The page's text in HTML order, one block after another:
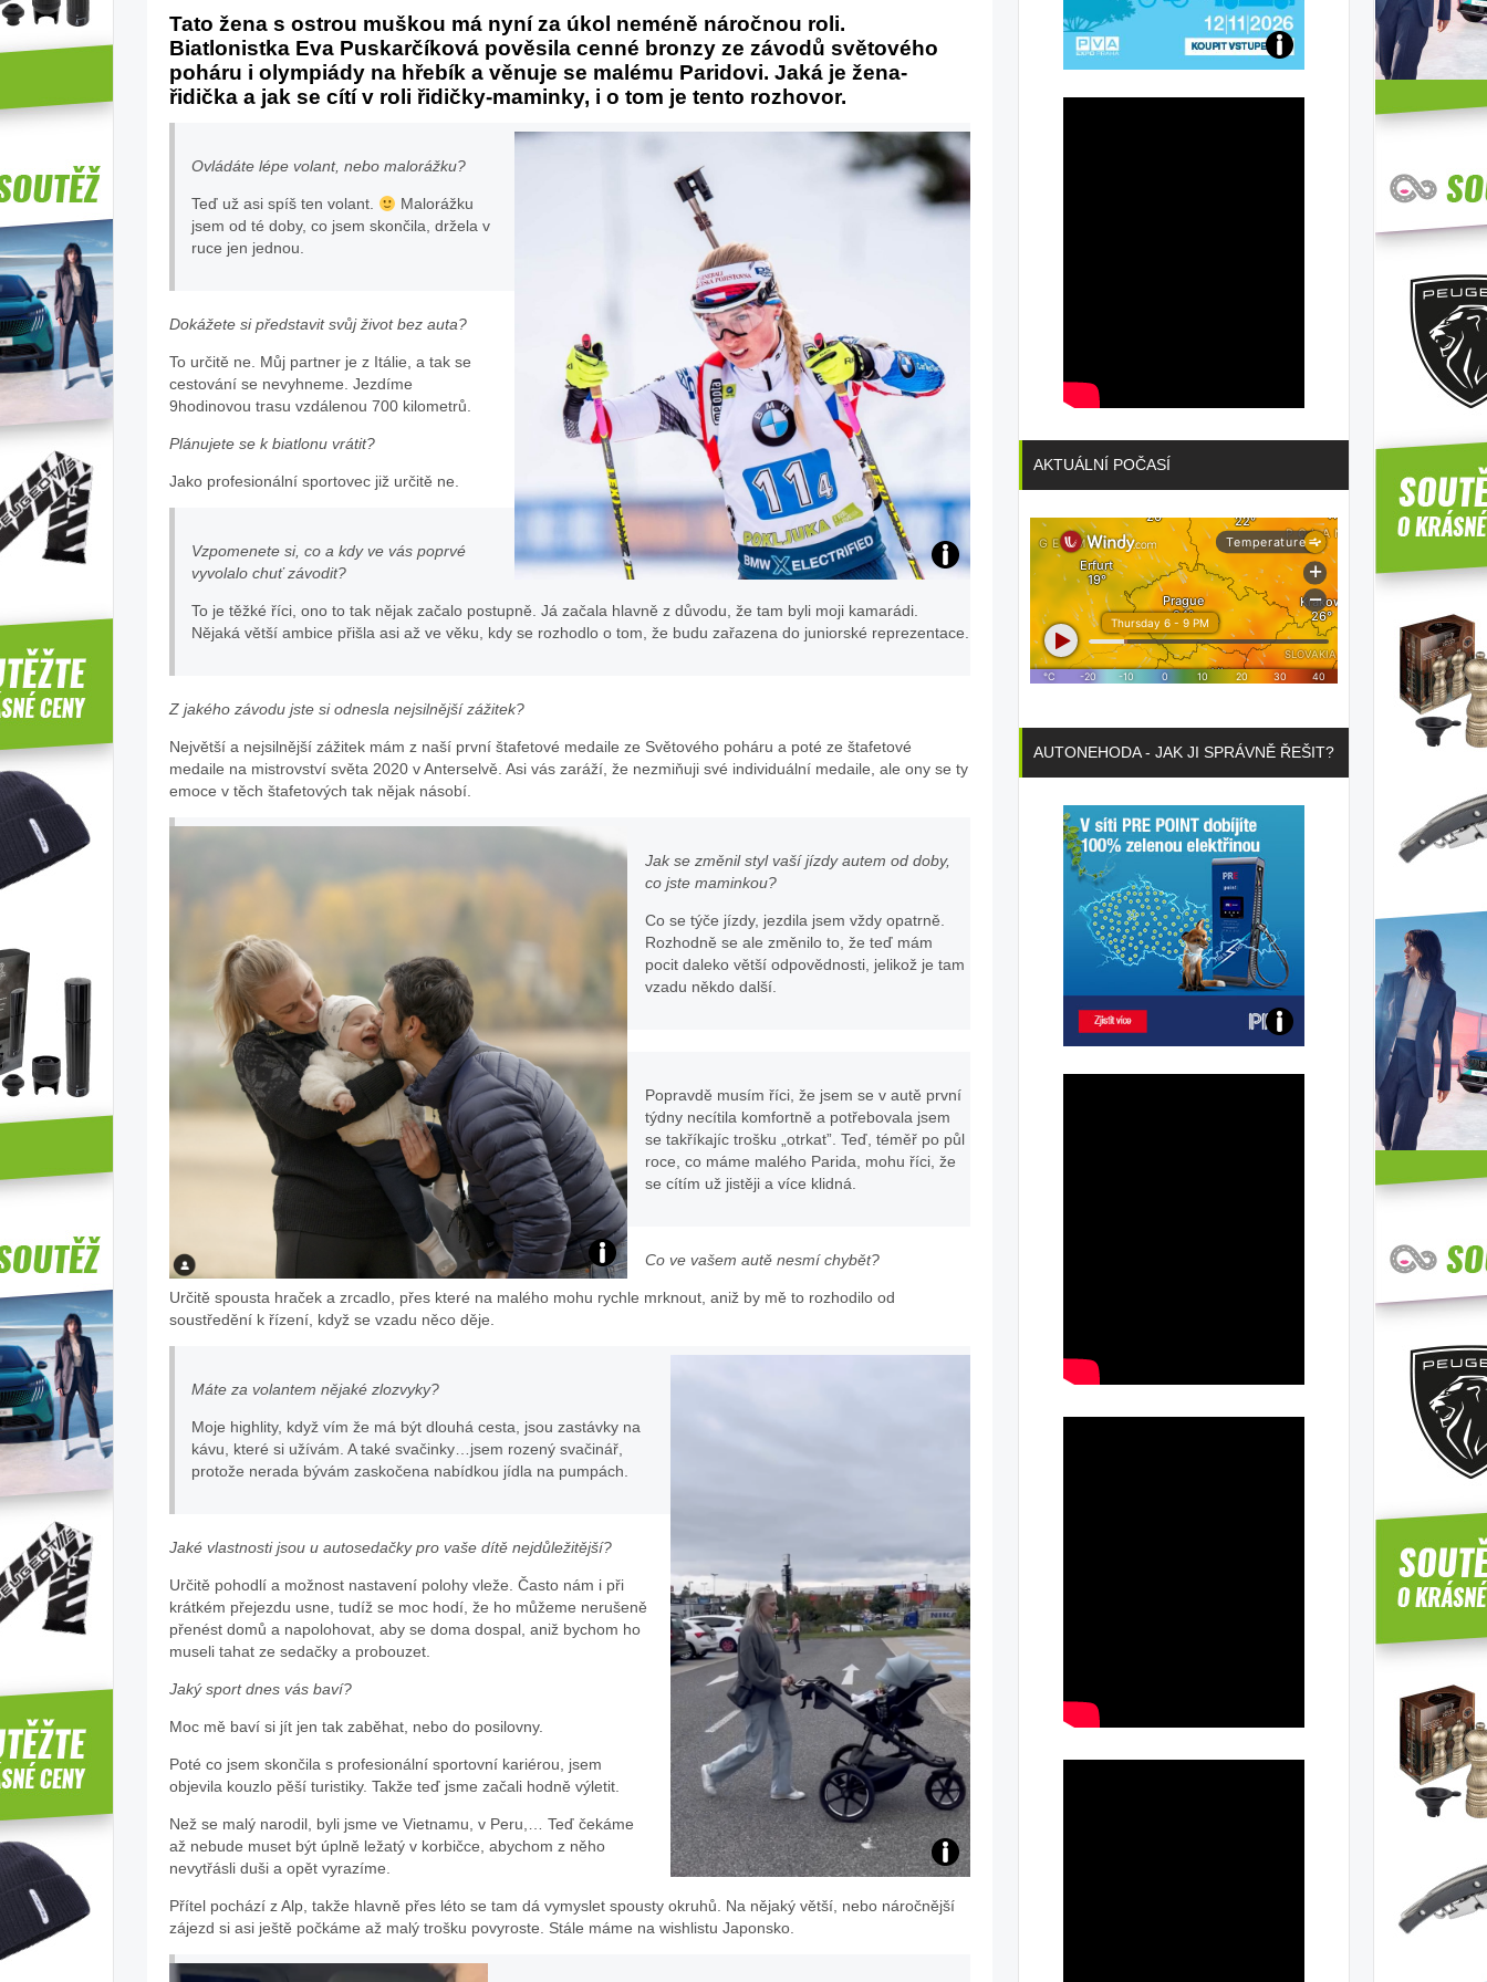
Tato žena s ostrou muškou má nyní za úkol neméně náročnou roli.
Biatlonistka Eva Puskarčíková pověsila cenné bronzy ze závodů světového
poháru i olympiády na hřebík a věnuje se malému Paridovi. Jaká je žena-
řidička a jak se cítí v roli řidičky-maminky, i o tom je tento rozhovor.
foto:
Ovládáte lépe volant, nebo malorážku?
Teď už asi spíš ten volant.
Malorážku
jsem od té doby, co jsem skončila, držela v
ruce jen jednou.
Dokážete si představit svůj život bez auta?
To určitě ne. Můj partner je z Itálie, a tak se
cestování se nevyhneme. Jezdíme
9hodinovou trasu vzdálenou 700 kilometrů.
Plánujete se k biatlonu vrátit?
Jako profesionální sportovec již určitě ne.
Vzpomenete si, co a kdy ve vás poprvé
vyvolalo chuť závodit?
To je těžké říci, ono to tak nějak začalo postupně. Já začala hlavně z důvodu, že tam byli moji kamarádi.
Nějaká větší ambice přišla asi až ve věku, kdy se rozhodlo o tom, že budu zařazena do juniorské reprezentace.
Z jakého závodu jste si odnesla nejsilnější zážitek?
Největší a nejsilnější zážitek mám z naší první štafetové medaile ze Světového poháru a poté ze štafetové
medaile na mistrovství světa 2020 v Anterselvě. Asi vás zaráží, že nezmiňuji své individuální medaile, ale ony se ty
emoce v těch štafetových tak nějak násobí.
foto:
Jak se změnil styl vaší jízdy autem od doby,
co jste maminkou?
Co se týče jízdy, jezdila jsem vždy opatrně.
Rozhodně se ale změnilo to, že teď mám
pocit daleko větší odpovědnosti, jelikož je tam
vzadu někdo další.
Popravdě musím říci, že jsem se v autě první
týdny necítila komfortně a potřebovala jsem
se takříkajíc trošku „otrkat”. Teď, téměř po půl
roce, co máme malého Parida, mohu říci, že
se cítím už jistěji a více klidná.
Co ve vašem autě nesmí chybět?
Určitě spousta hraček a zrcadlo, přes které na malého mohu rychle mrknout, aniž by mě to rozhodilo od
soustředění k řízení, když se vzadu něco děje.
autosedačku
od
Máte za volantem nějaké zlozvyky?
Moje highlity, když vím že má být dlouhá cesta, jsou zastávky na
kávu, které si užívám. A také svačinky…jsem rozený svačinář,
protože nerada bývám zaskočena nabídkou jídla na pumpách.
Jaké vlastnosti jsou u autosedačky pro vaše dítě nejdůležitější?
Určitě pohodlí a možnost nastavení polohy vleže. Často nám i při
krátkém přejezdu usne, tudíž se moc hodí, že ho můžeme nerušeně
přenést domů a napolohovat, aby se doma dospal, aniž bychom ho
museli tahat ze sedačky a probouzet.
Jaký sport dnes vás baví?
Moc mě baví si jít jen tak zaběhat, nebo do posilovny.
Poté co jsem skončila s profesionální sportovní kariérou, jsem
objevila kouzlo pěší turistiky. Takže teď jsme začali hodně výletit.
Než se malý narodil, byli jsme ve Vietnamu, v Peru,… Teď čekáme
až nebude muset být úplně ležatý v korbičce, abychom z něho
nevytřásli duši a opět vyrazíme.
Přítel pochází z Alp, takže hlavně přes léto se tam dá vymyslet spousty okruhů. Na nějaký větší, nebo náročnější
zájezd si asi ještě počkáme až malý trošku povyroste. Stále máme na wishlistu Japonsko.
Přijďte
AKTUÁLNÍ POČASÍ
AUTONEHODA - JAK JI SPRÁVNĚ ŘEŠIT?
Poznejte